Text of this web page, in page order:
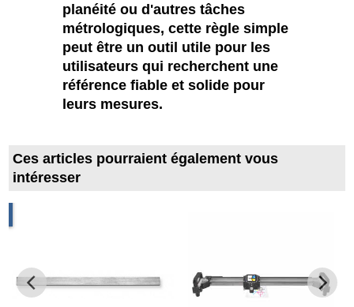
planéité ou d'autres tâches
métrologiques, cette règle simple
peut être un outil utile pour les
utilisateurs qui recherchent une
référence fiable et solide pour
leurs mesures.
Ces articles pourraient également vous
intéresser